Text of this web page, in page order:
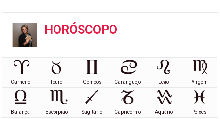
HORÓSCOPO
Carneiro Touro Gémeos Caranguejo Leão Virgem
Balança Escorpião Sagitário Capricórnio Aquário Peixes